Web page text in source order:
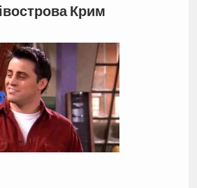
Крим